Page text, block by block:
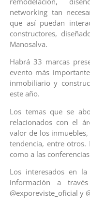
networking tan
que así puedan
constructores,
Manosalva.
Habrá 33 marcas
evento más
inmobiliario y
este año.
Los temas que se
relacionados con el
valor de los
tendencia, entre otros.
como a las
Los interesados en
información a
@exporeviste_oficial y